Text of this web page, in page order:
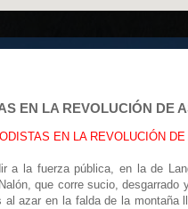
EN LA REVOLUCIÓN
EN LA REVOLUCIÓN
la fuerza pública, en la de
que corre sucio, desgarrado
azar en la falda de la montaña